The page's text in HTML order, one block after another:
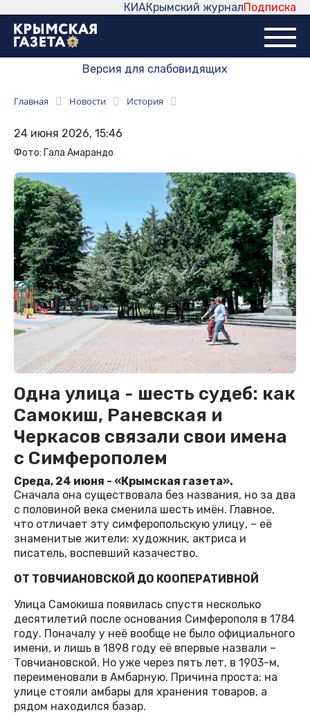
Подписка
Крымский журнал
КИА
Версия для слабовидящих
Главная Новости История
24 июня 2026, 15:46
Фото: Гала Амарандо
Одна улица - шесть судеб: как
Самокиш, Раневская и
Черкасов связали свои имена
с Симферополем
Среда, 24 июня - «Крымская газета».
Сначала она существовала без названия, но за два
с половиной века сменила шесть имён. Главное,
что отличает эту симферопольскую улицу, – её
знаменитые жители: художник, актриса и
писатель, воспевший казачество.
ОТ ТОВЧИАНОВСКОЙ ДО КООПЕРАТИВНОЙ
Улица Самокиша появилась спустя несколько
десятилетий после основания Симферополя в 1784
году. Поначалу у неё вообще не было официального
имени, и лишь в 1898 году её впервые назвали –
Товчиановской. Но уже через пять лет, в 1903-м,
переименовали в Амбарную. Причина проста: на
улице стояли амбары для хранения товаров, а
рядом находился базар.